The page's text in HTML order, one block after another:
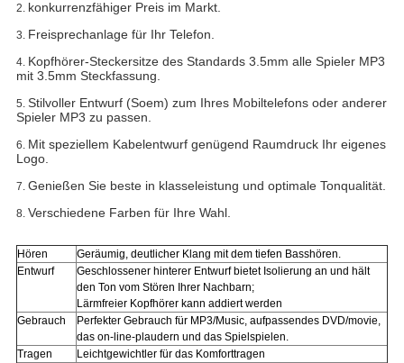
2. konkurrenzfähiger Preis im Markt.
3. Freisprechanlage für Ihr Telefon.
4. Kopfhörer-Steckersitze des Standards 3.5mm alle Spieler MP3
mit 3.5mm Steckfassung.
5. Stilvoller Entwurf (Soem) zum Ihres Mobiltelefons oder anderer
Spieler MP3 zu passen.
6. Mit speziellem Kabelentwurf genügend Raumdruck Ihr eigenes
Logo.
7. Genießen Sie beste in klasseleistung und optimale Tonqualität.
8. Verschiedene Farben für Ihre Wahl.
Hören
Geräumig, deutlicher Klang mit dem tiefen Basshören.
Entwurf
Geschlossener hinterer Entwurf bietet Isolierung an und hält
den Ton vom Stören Ihrer Nachbarn;
Lärmfreier Kopfhörer kann addiert werden
Gebrauch
Perfekter Gebrauch für MP3/Music, aufpassendes DVD/movie,
das on-line-plaudern und das Spielspielen.
Tragen
Leichtgewichtler für das Komforttragen